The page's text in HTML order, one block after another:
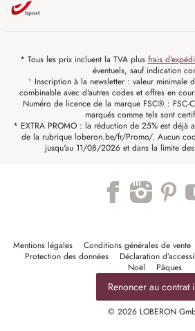
* Tous les prix incluent la TVA plus frais
éventuels, sauf indication
¹ Inscription à la newsletter : valeur minimale
combinable avec d'autres codes et offres en
Numéro de licence de la marque FSC® : FSC-
marqués comme tels sont
* EXTRA PROMO : la réduction de 25% est déjà
de la rubrique loberon.be/fr/Promo/. Aucun
jusqu'au 11/08/2026 et dans la limite
Mentions légales Conditions générales de vente
Protection des données
Déclaration
Noël
Pâques
Renoncer au contrat
© 2026 LOBERON